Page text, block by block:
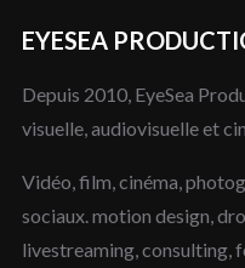
EYESEA
Depuis 2010, EyeSea
visuelle, audiovisuelle et
Vidéo, film, cinéma,
sociaux. motion design,
livestreaming, consulting,